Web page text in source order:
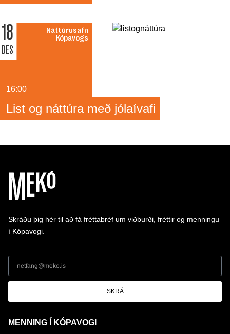
18
DES
Náttúrusafn
Kópavogs
16:00
List og náttúra með jólaívafi
Skráðu þig hér til að fá fréttabréf um viðburði, fréttir og menningu
í Kópavogi.
SKRÁ
MENNING Í KÓPAVOGI